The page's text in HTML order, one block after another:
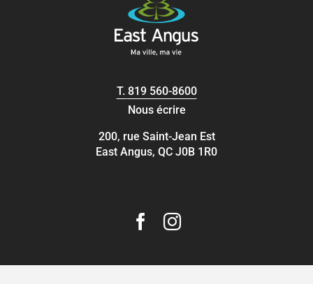
T. 819 560-8600
Nous écrire
200, rue Saint-Jean Est
East Angus, QC J0B 1R0